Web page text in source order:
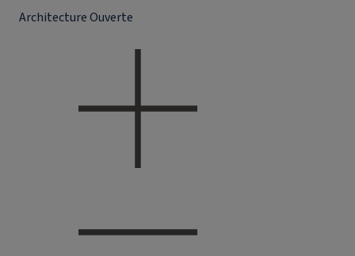
Architecture Ouverte